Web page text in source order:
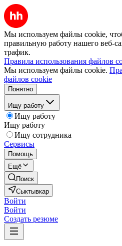
Мы используем файлы cookie,
правильную работу нашего веб-
трафик.
Правила использования файлов
Мы используем файлы cookie.
файлов cookie
Понятно
Ищу работу
Ищу работу
Ищу работу
Ищу сотрудника
Сервисы
Помощь
Ещё
Поиск
Сыктывкар
Войти
Войти
Создать резюме